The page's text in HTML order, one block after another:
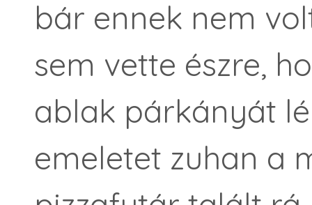
bár ennek nem
sem vette észre,
ablak párkányát
emeletet zuhan a